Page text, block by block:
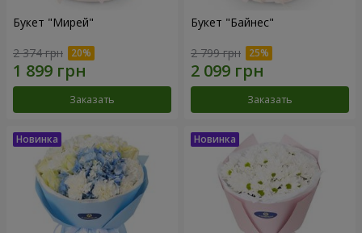
Букет "Мирей"
2 374 грн
Заказать
Букет "Байнес"
2 799 грн
Заказать